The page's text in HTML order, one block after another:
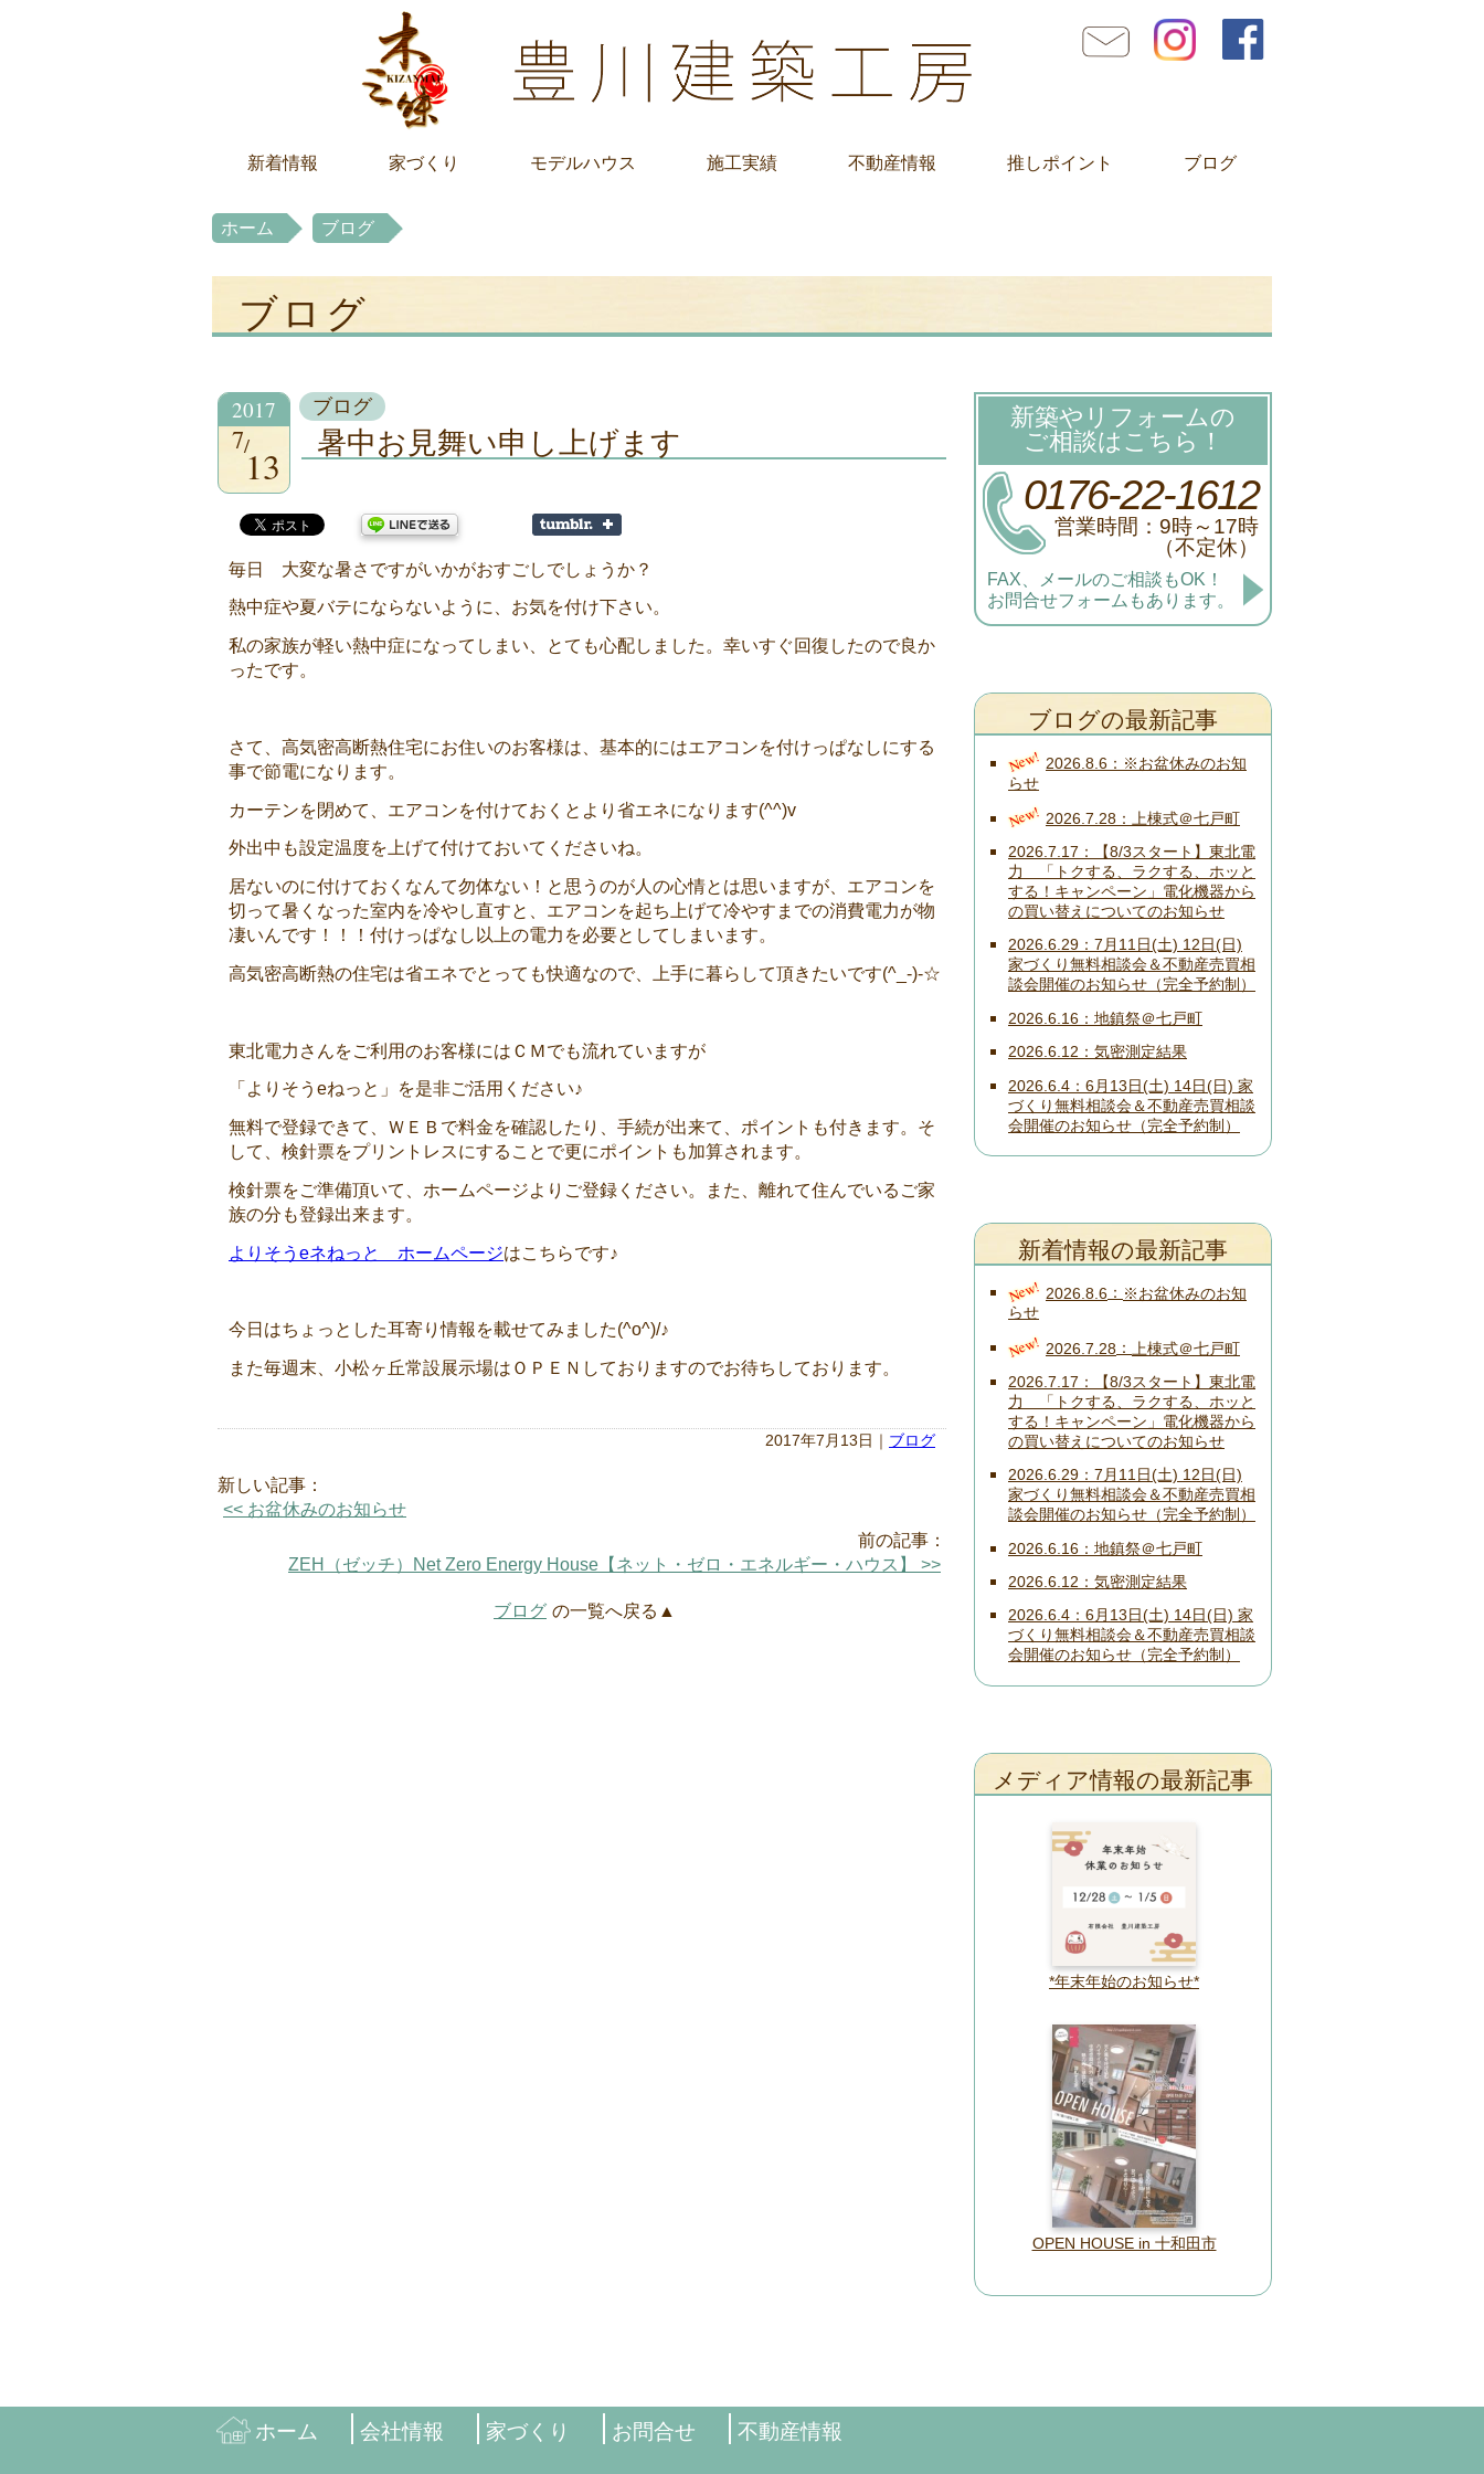
新着情報 家づくり モデルハウス 施工実績 不動産情報 推しポイント ブログ
ホーム ブログ
ブログ
2017
7
13
ブログ
暑中お見舞い申し上げます
毎日 大変な暑さですがいかがおすごしでしょうか？
熱中症や夏バテにならないように、お気を付け下さい。
私の家族が軽い熱中症になってしまい、とても心配しました。幸いすぐ回復したので良か
ったです。
さて、高気密高断熱住宅にお住いのお客様は、基本的にはエアコンを付けっぱなしにする
事で節電になります。
カーテンを閉めて、エアコンを付けておくとより省エネになります(^^)v
外出中も設定温度を上げて付けておいてくださいね。
居ないのに付けておくなんて勿体ない！と思うのが人の心情とは思いますが、エアコンを
切って暑くなった室内を冷やし直すと、エアコンを起ち上げて冷やすまでの消費電力が物
凄いんです！！！付けっぱなし以上の電力を必要としてしまいます。
高気密高断熱の住宅は省エネでとっても快適なので、上手に暮らして頂きたいです(^_-)-☆
東北電力さんをご利用のお客様にはＣＭでも流れていますが
「よりそうeねっと」を是非ご活用ください♪
無料で登録できて、ＷＥＢで料金を確認したり、手続が出来て、ポイントも付きます。そ
して、検針票をプリントレスにすることで更にポイントも加算されます。
検針票をご準備頂いて、ホームページよりご登録ください。また、離れて住んでいるご家
族の分も登録出来ます。
よりそうeネねっと ホームページはこちらです♪
今日はちょっとした耳寄り情報を載せてみました(^o^)/♪
また毎週末、小松ヶ丘常設展示場はＯＰＥＮしておりますのでお待ちしております。
2017年7月13日｜ ブログ
新しい記事：
<< お盆休みのお知らせ
前の記事：
ZEH（ゼッチ）Net Zero Energy House【ネット・ゼロ・エネルギー・ハウス】 >>
ブログ の一覧へ戻る▲
新築やリフォームの
ご相談はこちら！
0176-22-1612
営業時間：9時～17時
（不定休）
FAX、メールのご相談もOK！
お問合せフォームもあります。
ブログの最新記事
New! 2026.8.6
※お盆休みのお知
らせ
New! 2026.7.28
上棟式＠七戸町
2026.7.17
【8/3スタート】東北電
力 「トクする、ラクする、ホッと
する！キャンペーン」電化機器から
の買い替えについてのお知らせ
2026.6.29
7月11日(土) 12日(日)
家づくり無料相談会＆不動産売買相
談会開催のお知らせ（完全予約制）
2026.6.16
地鎮祭＠七戸町
2026.6.12
気密測定結果
2026.6.4
6月13日(土) 14日(日) 家
づくり無料相談会＆不動産売買相談
会開催のお知らせ（完全予約制）
新着情報の最新記事
New! 2026.8.6
※お盆休みのお知
らせ
New! 2026.7.28
上棟式＠七戸町
2026.7.17
【8/3スタート】東北電
力 「トクする、ラクする、ホッと
する！キャンペーン」電化機器から
の買い替えについてのお知らせ
2026.6.29
7月11日(土) 12日(日)
家づくり無料相談会＆不動産売買相
談会開催のお知らせ（完全予約制）
2026.6.16
地鎮祭＠七戸町
2026.6.12
気密測定結果
2026.6.4
6月13日(土) 14日(日) 家
づくり無料相談会＆不動産売買相談
会開催のお知らせ（完全予約制）
メディア情報の最新記事
*年末年始のお知らせ*
OPEN HOUSE in 十和田市
ホーム 会社情報 家づくり お問合せ 不動産情報